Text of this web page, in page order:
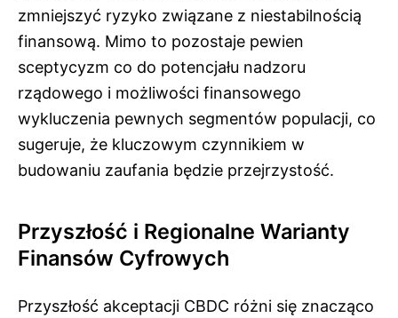
zmniejszyć ryzyko związane z niestabilnością
finansową. Mimo to pozostaje pewien
sceptycyzm co do potencjału nadzoru
rządowego i możliwości finansowego
wykluczenia pewnych segmentów populacji, co
sugeruje, że kluczowym czynnikiem w
budowaniu zaufania będzie przejrzystość.
Przyszłość i Regionalne Warianty
Finansów Cyfrowych
Przyszłość akceptacji CBDC różni się znacząco